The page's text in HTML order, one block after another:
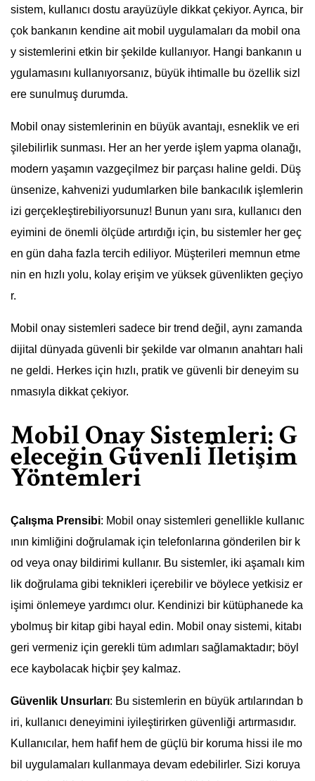
sistem, kullanıcı dostu arayüzüyle dikkat çekiyor. Ayrıca, bir
çok bankanın kendine ait mobil uygulamaları da mobil ona
y sistemlerini etkin bir şekilde kullanıyor. Hangi bankanın u
ygulamasını kullanıyorsanız, büyük ihtimalle bu özellik sizl
ere sunulmuş durumda.
Mobil onay sistemlerinin en büyük avantajı, esneklik ve eri
şilebilirlik sunması. Her an her yerde işlem yapma olanağı,
modern yaşamın vazgeçilmez bir parçası haline geldi. Düş
ünsenize, kahvenizi yudumlarken bile bankacılık işlemlerin
izi gerçekleştirebiliyorsunuz! Bunun yanı sıra, kullanıcı den
eyimini de önemli ölçüde artırdığı için, bu sistemler her geç
en gün daha fazla tercih ediliyor. Müşterileri memnun etme
nin en hızlı yolu, kolay erişim ve yüksek güvenlikten geçiyo
r.
Mobil onay sistemleri sadece bir trend değil, aynı zamanda
dijital dünyada güvenli bir şekilde var olmanın anahtarı hali
ne geldi. Herkes için hızlı, pratik ve güvenli bir deneyim su
nmasıyla dikkat çekiyor.
Mobil Onay Sistemleri: G
eleceğin Güvenli İletişim
Yöntemleri
Çalışma Prensibi: Mobil onay sistemleri genellikle kullanıc
ının kimliğini doğrulamak için telefonlarına gönderilen bir k
od veya onay bildirimi kullanır. Bu sistemler, iki aşamalı kim
lik doğrulama gibi teknikleri içerebilir ve böylece yetkisiz er
işimi önlemeye yardımcı olur. Kendinizi bir kütüphanede ka
ybolmuş bir kitap gibi hayal edin. Mobil onay sistemi, kitabı
geri vermeniz için gerekli tüm adımları sağlamaktadır; böyl
ece kaybolacak hiçbir şey kalmaz.
Güvenlik Unsurları: Bu sistemlerin en büyük artılarından b
iri, kullanıcı deneyimini iyileştirirken güvenliği artırmasıdır.
Kullanıcılar, hem hafif hem de güçlü bir koruma hissi ile mo
bil uygulamaları kullanmaya devam edebilirler. Sizi koruya